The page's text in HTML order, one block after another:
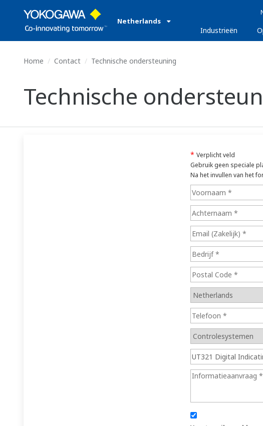
Netherlands
Industrieën
Home Contact Technische ondersteuning
Technische